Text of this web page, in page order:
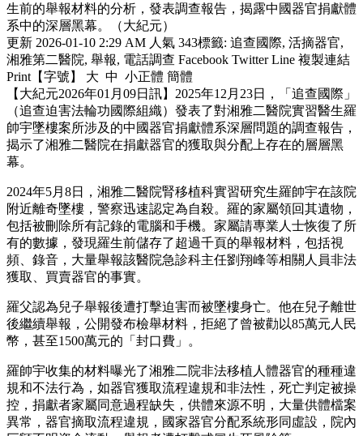
生前的舉報材料的分析，發表調查報告，揭露中國器官捐獻體
系中的深層黑幕。（大紀元）
更新 2026-01-10 2:29 AM 人氣 343標籤: 追查國際, 活摘器官,
湘雅第二醫院, 舉報, 電話調查 Facebook Twitter Line 複製連結
Print【字號】 大 中 小正體 簡體
【大紀元2026年01月09日訊】2025年12月23日，「追查國際」
（追查迫害法輪功國際組織）發表了對湘雅二醫院實習醫生羅
帥宇墜樓案所涉及的中國器官捐獻體系深層問題的調查報告，
揭示了湘雅二醫院在捐獻器官的獲取與分配上存在的層層黑
幕。
2024年5月8日，湘雅二醫院腎移植科實習研究生羅帥宇在該院
附近離奇墜樓，警察迅速認定為自殺。羅的家屬領回其遺物，
包括被刪除所有記錄的電腦和手機。家屬請專業人士恢復了所
有的數據，發現羅生前儲存了超過千頁的舉報材料，包括視
頻、錄音，大量舉報該醫院急診科主任劉翔峰等相關人員非法
獲取、買賣器官的事實。
羅父認為兒子舉報後遭打擊迫害而被墜樓身亡。他在兒子離世
後繼續舉報，公開發布檢舉材料，拒絕了曾被勸以85萬元人民
幣，甚至1500萬元的「封口費」。
羅帥宇收集的材料曝光了湘雅二院非法移植人體器官的種種違
規和不法行為，如器官獲取流程違規和非法性，死亡判定被操
控，捐獻者家屬同意過程缺失，供體來源不明，大量供體檔案
異常，器官摘取流程違規，國家器官分配系統形同虛設，院內